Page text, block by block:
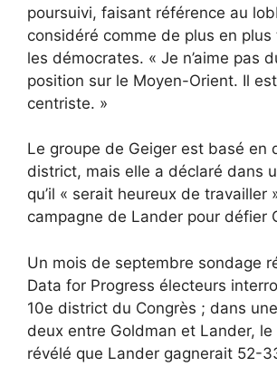
poursuivi, faisant référence au
considéré comme de plus en plus
les démocrates. « Je n’aime pas
position sur le Moyen-Orient. Il
centriste. »
Le groupe de Geiger est basé en
district, mais elle a déclaré dans
qu’il « serait heureux de travailler
campagne de Lander pour défier
Un mois de septembre sondage
Data for Progress électeurs
10e district du Congrès ; dans
deux entre Goldman et Lander, le
révélé que Lander gagnerait 52-